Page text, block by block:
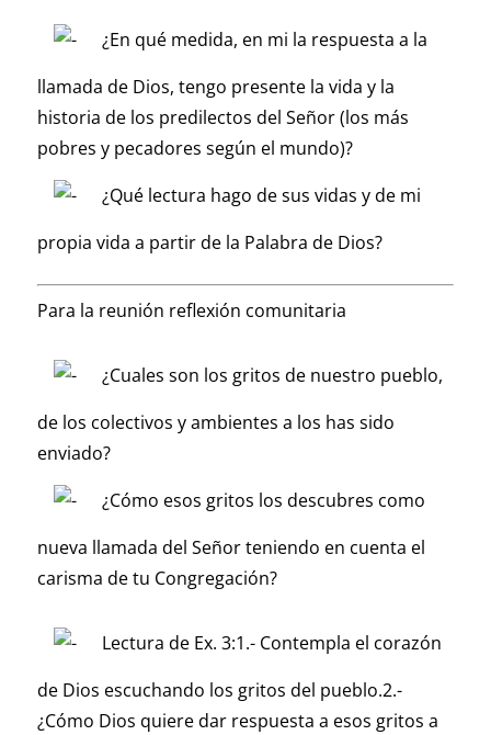
¿En qué medida, en mi la respuesta a la
llamada de Dios, tengo presente la vida y la
historia de los predilectos del Señor (los más
pobres y pecadores según el mundo)?
¿Qué lectura hago de sus vidas y de mi
propia vida a partir de la Palabra de Dios?
Para la reunión reflexión comunitaria
¿Cuales son los gritos de nuestro pueblo,
de los colectivos y ambientes a los has sido
enviado?
¿Cómo esos gritos los descubres como
nueva llamada del Señor teniendo en cuenta el
carisma de tu Congregación?
Lectura de Ex. 3:1.- Contempla el corazón
de Dios escuchando los gritos del pueblo.2.-
¿Cómo Dios quiere dar respuesta a esos gritos a